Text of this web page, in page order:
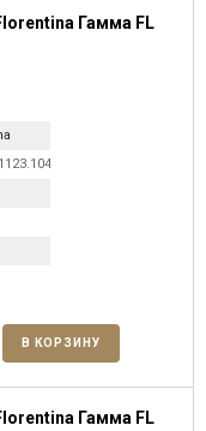
Гамма FL
В КОРЗИНУ
Гамма FL